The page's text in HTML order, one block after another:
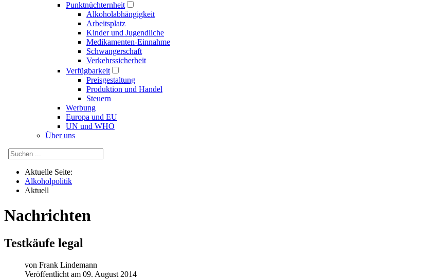
Punktnüchternheit
Alkoholabhängigkeit
Arbeitsplatz
Kinder und Jugendliche
Medikamenten-Einnahme
Schwangerschaft
Verkehrssicherheit
Verfügbarkeit
Preisgestaltung
Produktion und Handel
Steuern
Werbung
Europa und EU
UN und WHO
Über uns
Aktuelle Seite:
Alkoholpolitik
Aktuell
Nachrichten
Testkäufe legal
von Frank Lindemann
Veröffentlicht am 09. August 2014